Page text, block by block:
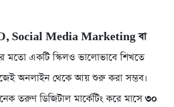
Social Media Marketing বা
মতো একটি স্কিলও ভালোভাবে শিখতে
অনলাইন থেকে আয় শুরু করা সম্ভব।
তরুণ ডিজিটাল মার্কেটিং করে মাসে৩০